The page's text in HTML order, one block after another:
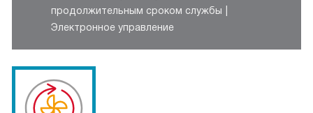
продолжительным сроком службы
Электронное управление